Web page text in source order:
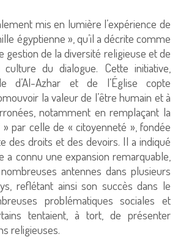
mis en lumière l’expérience de
égyptienne », qu’il a décrite comme
gestion de la diversité religieuse et de
du dialogue. Cette initiative,
d’Al-Azhar et de l’Église copte
la valeur de l’être humain et à
notamment en remplaçant la
par celle de « citoyenneté », fondée
des droits et des devoirs. Il a indiqué
a connu une expansion remarquable,
antennes dans plusieurs
reflétant ainsi son succès dans le
problématiques sociales et
tentaient, à tort, de présenter
religieuses.